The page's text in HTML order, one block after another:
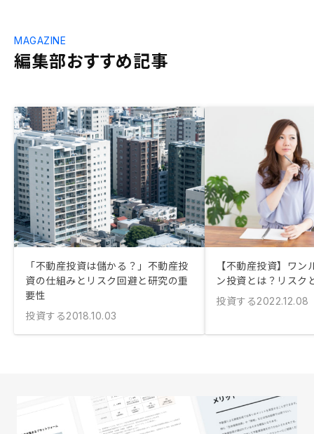
編集部おすすめ記事
MAGAZINE
「不動産投資は儲かる？」不動産投
資の仕組みとリスク回避と研究の重
要性
投資する2018.10.03
【不動産投資】ワ
ン投資とは？リスク
投資する2022.12.08